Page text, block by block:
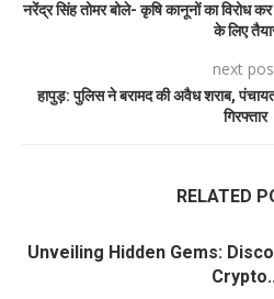
नरेंद्र सिंह तोमर बोले- कृषि कानूनों का विरोध
के लिए
next
हापुड़: पुलिस ने बरामद की अवैध शराब,
गिरफ्तार
RELATED
Unveiling Hidden Gems: